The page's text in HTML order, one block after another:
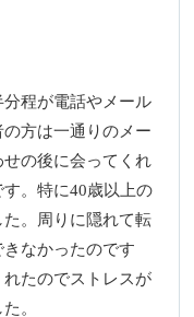
程が電話やメール
方は一通りのメー
の後に会ってくれ
。特に40歳以上の
。周りに隠れて転
なかったのです
たのでストレスが
。